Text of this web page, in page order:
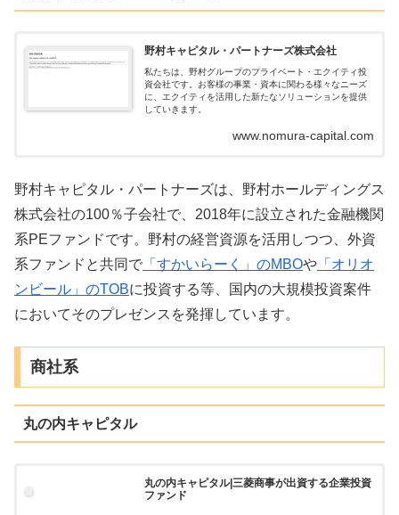
野村キャピタル・パートナーズ株式会社
私たちは、野村グループのプライベート・エクイティ投
資会社です。お客様の事業・資本に関わる様々なニーズ
に、エクイティを活用した新たなソリューションを提供
していきます。
www.nomura-capital.com
野村キャピタル・パートナーズは、野村ホールディングス
株式会社の100％子会社で、2018年に設立された金融機関
系PEファンドです。野村の経営資源を活用しつつ、外資
系ファンドと共同で 「すかいらーく」のMBOや 「オリオ
ンビール」のTOBに投資する等、国内の大規模投資案件
においてそのプレゼンスを発揮しています。
商社系
丸の内キャピタル
丸の内キャピタル|三菱商事が出資する企業投資
ファンド